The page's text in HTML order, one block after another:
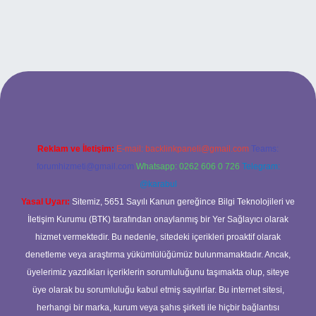
Reklam ve İletişim: E-mail: backlinkpaneli@gmail.com Teams:
forumhizmeti@gmail.com Whatsapp: 0262 606 0 726 Telegram:
@karabul
Yasal Uyarı: Sitemiz, 5651 Sayılı Kanun gereğince Bilgi Teknolojileri ve
İletişim Kurumu (BTK) tarafından onaylanmış bir Yer Sağlayıcı olarak
hizmet vermektedir. Bu nedenle, sitedeki içerikleri proaktif olarak
denetleme veya araştırma yükümlülüğümüz bulunmamaktadır. Ancak,
üyelerimiz yazdıkları içeriklerin sorumluluğunu taşımakta olup, siteye
üye olarak bu sorumluluğu kabul etmiş sayılırlar. Bu internet sitesi,
herhangi bir marka, kurum veya şahıs şirketi ile hiçbir bağlantısı